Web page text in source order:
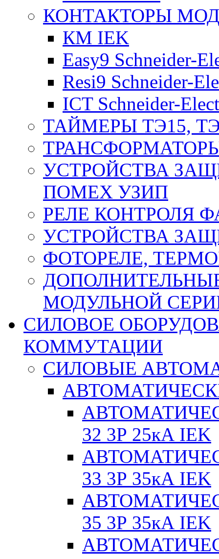
КОНТАКТОРЫ
КМ IEK
Easy9 Schneider-
Resi9 Schneider-
ICT Schneider-
ТАЙМЕРЫ ТЭ15,
УСТРОЙСТВА
ПОМЕХ УЗИП
РЕЛЕ КОНТРОЛЯ
УСТРОЙСТВА
ФОТОРЕЛЕ,
МОДУЛЬНОЙ
СИЛОВОЕ
КОММУТАЦИИ
СИЛОВЫЕ
32 3Р 25кА IEK
33 3Р 35кА IEK
35 3Р 35кА IEK